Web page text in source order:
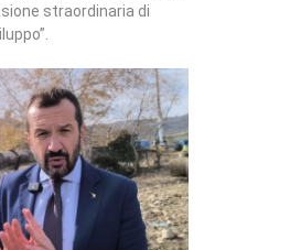
straordinaria di